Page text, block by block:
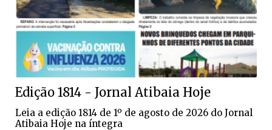
Edição 1814 - Jornal Atibaia Hoje
Leia a edição 1814 de 1º de agosto de 2026 do Jornal
Atibaia Hoje na íntegra